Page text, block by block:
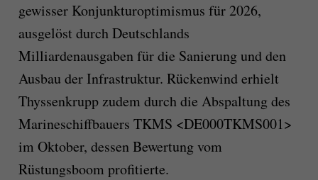
gewisser Konjunkturoptimismus für 2026,
ausgelöst durch Deutschlands
Milliardenausgaben für die Sanierung und den
Ausbau der Infrastruktur. Rückenwind erhielt
Thyssenkrupp zudem durch die Abspaltung des
Marineschiffbauers TKMS <DE000TKMS001>
im Oktober, dessen Bewertung vom
Rüstungsboom profitierte.